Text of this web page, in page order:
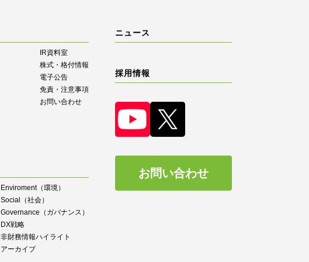
IR資料室
株式・格付情報
電子公告
免責・注意事項
お問い合わせ
Enviroment（環境）
Social（社会）
Governance（ガバナンス）
DX戦略
⾮財務情報ハイライト
アーカイブ
ニュース
採用情報
お問い合わせ